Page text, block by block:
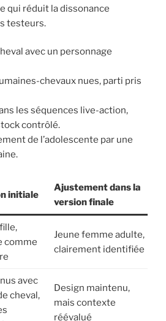
qui réduit la dissonance
testeurs.
avec un personnage
chevaux nues, parti pris
les séquences live-action,
contrôlé.
de l’adolescente par une
initiale
Ajustement dans la
version finale
comme
Jeune femme adulte,
clairement identifiée
avec
cheval,
Design maintenu,
mais contexte
réévalué